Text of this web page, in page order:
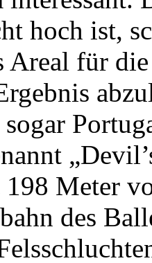
hoch ist,
Areal für
sogar
Meter
des